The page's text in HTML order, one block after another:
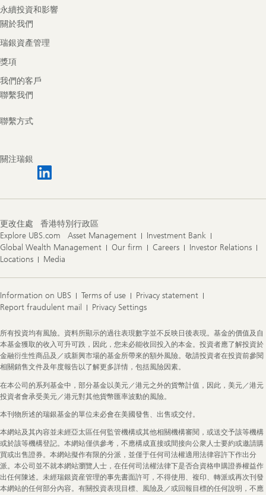
永續投資和影響
關於我們
瑞銀資產管理
獎項
我們的客戶
聯繫我們
聯繫方式
關注瑞銀
更改住處
香港特別行政區
Explore UBS.com
Asset Management
Investment Bank
Global Wealth Management
Our firm Careers
Investor Relations
Locations
Media
Information on UBS Terms of use
Privacy statement
Report fraudulent mail
Privacy Settings
Legal
Information
所有投資均有風險。資料所顯示的過往表現數字並不反映日後表現。基金的價值及自
本基金獲取的收入可升可跌，因此，您未必能收回投入的本金。投資者應了解投資於
金融衍生性商品及／或新興市場的基金所帶來的額外風險。敬請投資者在投資前參閱
相關銷售文件及年度報告以了解更多詳情，包括風險因素。
在本公司的系列基金中，部分基金以美元／港元之外的貨幣計值，因此，美元／港元
投資者會承受美元／港元對其他貨幣匯率波動的風險。
本刊物所述的瑞銀基金的單位未必會在美國發售、出售或交付。
本網站及其內容並未經亞太區任何監管機構或其他相關機構審閱，或送交予該等機構
或於該等機構登記。本網站僅供參考，不應構成直接或間接向公衆人士要約或邀請購
買或出售證券。本網站擬作有限的分派，並僅于任何司法權適用法律容許下作出分
派。本公司並不就本網站瀏覽人士，在任何司法權法律下是否合資格申購證券權益作
出任何陳述。未經瑞銀資産管理的事先書面許可，不得使用、複印、轉派或再次刊發
本網站的任何部分內容。有關投資表現目標、風險及／或回報目標的任何說明，不應